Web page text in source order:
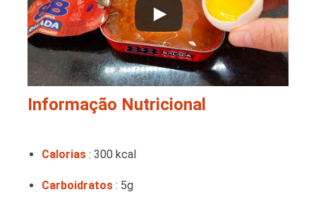
Informação Nutricional
Calorias : 300 kcal
Carboidratos : 5g